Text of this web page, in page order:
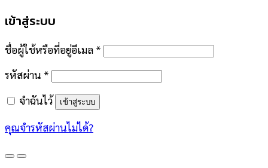
เข้าสู่ระบบ
ชื่อผู้ใช้หรือที่อยู่อีเมล *
รหัสผ่าน *
จำฉันไว้
เข้าสู่ระบบ
คุณจำรหัสผ่านไม่ได้?